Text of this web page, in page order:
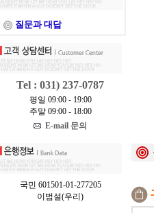
질문과 대답
Tel : 031) 237-0787
평일 09:00 - 19:00
주말 09:00 - 18:00
E-mail 문의
국민 601501-01-277205
이범설(우리)